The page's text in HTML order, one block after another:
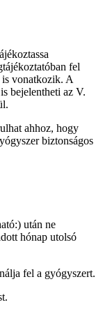
fel
is vonatkozik. A
bejelentheti az V.
ahhoz, hogy
biztonságos
után ne
hónap utolsó
fel a gyógyszert.